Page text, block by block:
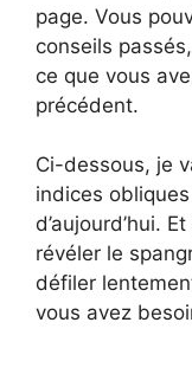
page. Vous
conseils
ce que vous
précédent.
Ci-dessous, je
indices
d’aujourd’hui.
révéler le
défiler
vous avez